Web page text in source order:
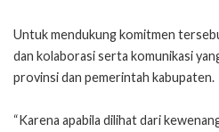
Untuk mendukung komitmen
dan kolaborasi serta komunikasi
provinsi dan pemerintah kabupaten.
“Karena apabila dilihat dari